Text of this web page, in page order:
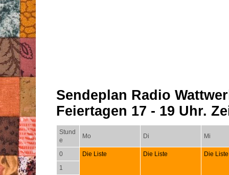
Sendeplan Radio
Feiertagen 17 - 19 Uhr.
Stund
e
Mo Di Mi
0 Die Liste Die Liste
Die Liste
1